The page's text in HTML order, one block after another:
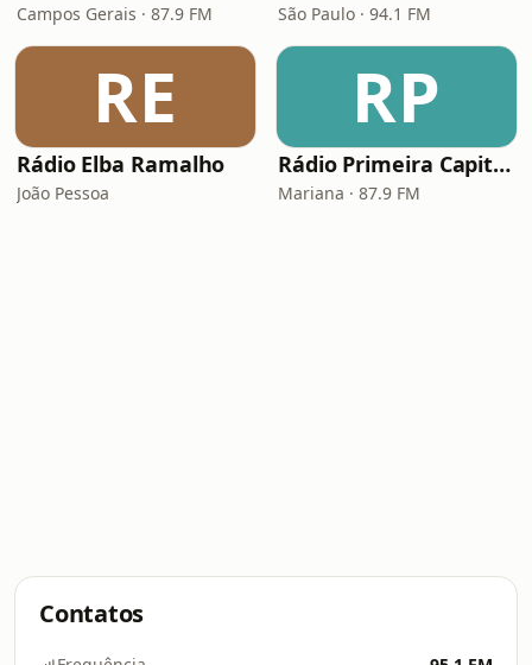
Campos Gerais · 87.9 FM São Paulo · 94.1 FM
RE
Rádio Elba Ramalho
João Pessoa
RP
Rádio Primeira Capital 87.9 FM
Mariana · 87.9 FM
Contatos